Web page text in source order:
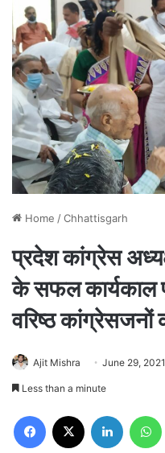
Home /Chhattisgarh
प्रदेश कांग्रेस
के सफल कार्यकाल
वरिष्ठ कांग्रेसजनों
Ajit Mishra June 29, 2021
Less than a minute
Facebook LinkedIn